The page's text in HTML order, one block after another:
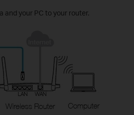
and your PC to your router.